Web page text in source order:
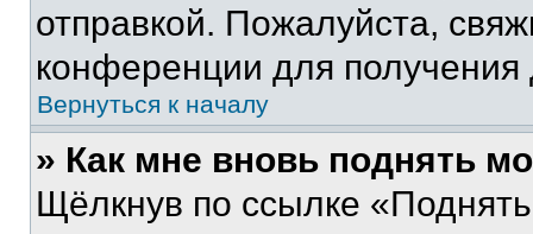
отправкой. Пожалуйста,
конференции для
Вернуться к началу
» Как мне вновь поднять
Щёлкнув по ссылке